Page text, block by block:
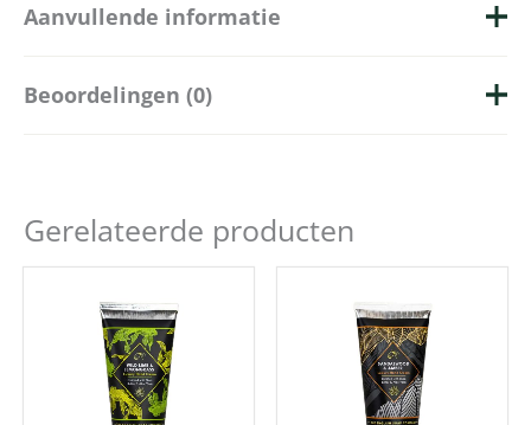
Aanvullende informatie
Merk
Beoordelingen (0)
Enkel ingelogde klanten die dit product gekocht
hebben, kunnen een beoordeling schrijven.
Gerelateerde producten